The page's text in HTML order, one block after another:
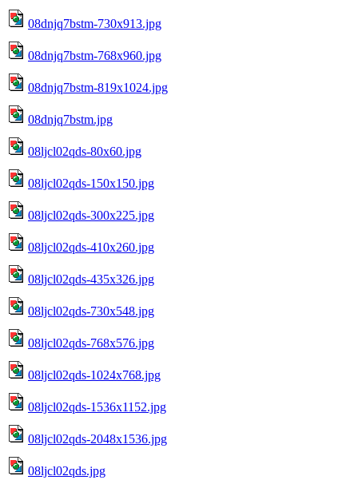
08dnjq7bstm-730x913.jpg
08dnjq7bstm-768x960.jpg
08dnjq7bstm-819x1024.jpg
08dnjq7bstm.jpg
08ljcl02qds-80x60.jpg
08ljcl02qds-150x150.jpg
08ljcl02qds-300x225.jpg
08ljcl02qds-410x260.jpg
08ljcl02qds-435x326.jpg
08ljcl02qds-730x548.jpg
08ljcl02qds-768x576.jpg
08ljcl02qds-1024x768.jpg
08ljcl02qds-1536x1152.jpg
08ljcl02qds-2048x1536.jpg
08ljcl02qds.jpg